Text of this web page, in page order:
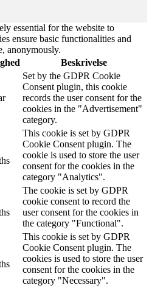
essential for the website to
ensure basic functionalities and
anonymously.
Beskrivelse
Set by the GDPR Cookie
Consent plugin, this cookie
records the user consent for the
cookies in the "Advertisement"
category.
This cookie is set by GDPR
Cookie Consent plugin. The
cookie is used to store the user
consent for the cookies in the
category "Analytics".
The cookie is set by GDPR
cookie consent to record the
user consent for the cookies in
the category "Functional".
This cookie is set by GDPR
Cookie Consent plugin. The
cookies is used to store the user
consent for the cookies in the
category "Necessary".